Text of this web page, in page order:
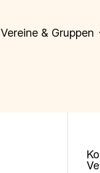
Vereine & Gruppen